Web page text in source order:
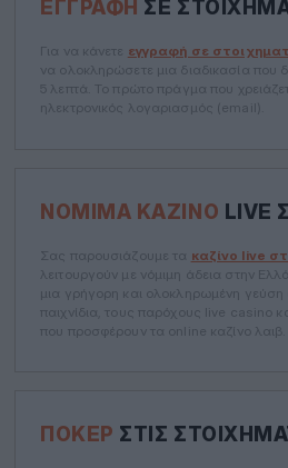
ΕΓΓΡΑΦΉ ΣΕ
Για να κάνετε εγγραφή σε
να ολοκληρώσετε μια διαδικασία που
5 λεπτά. Το πρώτο πράγμα που
ηλεκτρονικός λογαριασμός (email).
ΝΌΜΙΜΑ ΚΑΖΊΝΟ LIVE
Σας παρουσιάζουμε τα καζίνο live
λειτουργούν με νόμιμη άδεια στην
μια γρήγορη και ολοκληρωμένη γεύση
παιχνίδια, τους παρόχους live casino
που προσφέρουν τα online καζίνο λαιβ.
ΠΌΚΕΡ ΣΤΙΣ